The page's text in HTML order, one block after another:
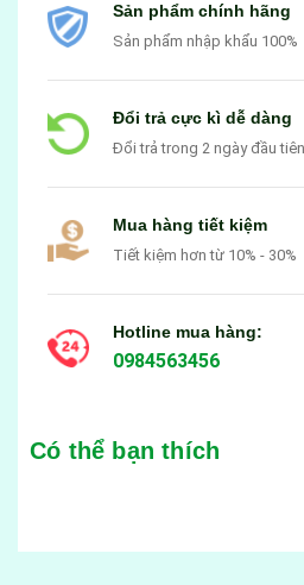
Sản phẩm chính hãng
Sản phẩm nhập khẩu 100%
Đổi trả cực kì dễ dàng
Đổi trả trong 2 ngày đầu tiên
Mua hàng tiết kiệm
Tiết kiệm hơn từ 10% - 30%
Hotline mua hàng:
0984563456
Có thể bạn thích